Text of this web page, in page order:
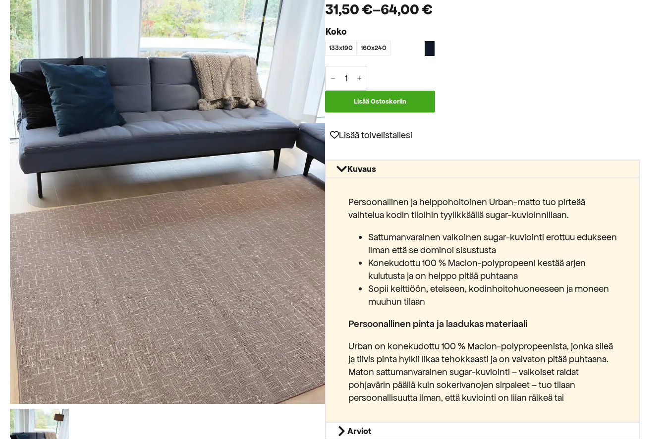
31,50€–64,00€
Hintaluokka:
31,50 €
-
64,00 €
Koko
133x190 160x240
Urban
803
vaaleanruskea
bukleemattoLisää Ostoskoriin
Lisää toivelistallesi
Kuvaus
Persoonallinen ja helppohoitoinen Urban-matto tuo pirteää
vaihtelua kodin tiloihin tyylikkäällä sugar-kuvioinnillaan.
Sattumanvarainen valkoinen sugar-kuviointi erottuu edukseen
ilman että se dominoi sisustusta
Konekudottu 100 % Maclon-polypropeeni kestää arjen
kulutusta ja on helppo pitää puhtaana
Sopii keittiöön, eteiseen, kodinhoitohuoneeseen ja moneen
muuhun tilaan
Persoonallinen pinta ja laadukas materiaali
Urban on konekudottu 100 % Maclon-polypropeenista, jonka sileä
ja tiivis pinta hylkii likaa tehokkaasti ja on vaivaton pitää puhtaana.
Maton sattumanvarainen sugar-kuviointi – valkoiset raidat
pohjavärin päällä kuin sokerivanojen sirpaleet – tuo tilaan
persoonallisuutta ilman, että kuviointi on liian räikeä tai
Arviot